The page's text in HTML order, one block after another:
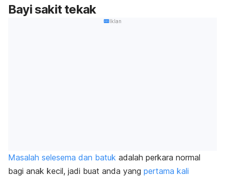
Bayi sakit tekak
Iklan
Masalah selesema dan batuk adalah perkara normal
bagi anak kecil, jadi buat anda yang pertama kali